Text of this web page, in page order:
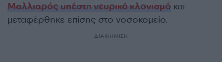
Μαλλιαρός υπέστη νευρικό κλονισμό και
μεταφέρθηκε επίσης στο νοσοκομείο.
ΔΙΑΦΗΜΙΣΗ